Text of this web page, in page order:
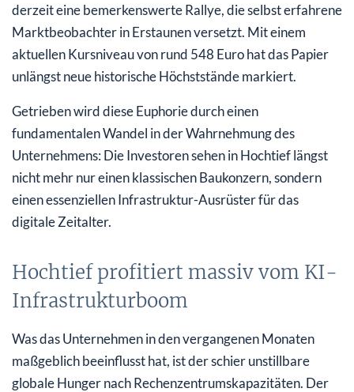
derzeit eine bemerkenswerte Rallye, die selbst erfahrene
Marktbeobachter in Erstaunen versetzt. Mit einem
aktuellen Kursniveau von rund 548 Euro hat das Papier
unlängst neue historische Höchststände markiert.
Getrieben wird diese Euphorie durch einen
fundamentalen Wandel in der Wahrnehmung des
Unternehmens: Die Investoren sehen in Hochtief längst
nicht mehr nur einen klassischen Baukonzern, sondern
einen essenziellen Infrastruktur-Ausrüster für das
digitale Zeitalter.
Hochtief profitiert massiv vom KI-
Infrastrukturboom
Was das Unternehmen in den vergangenen Monaten
maßgeblich beeinflusst hat, ist der schier unstillbare
globale Hunger nach Rechenzentrumskapazitäten. Der